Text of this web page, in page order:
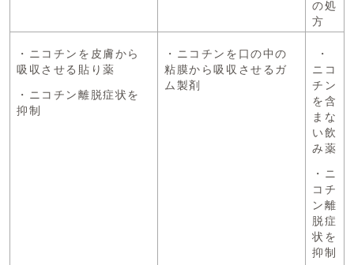
の処
方
・ニコチンを皮膚から
吸収させる貼り薬
・ニコチン離脱症状を
抑制
・ニコチンを口の中の
粘膜から吸収させるガ
ム製剤
・
ニコ
チン
を含
まな
い飲
み薬
・ニ
コチ
ン離
脱症
状を
抑制